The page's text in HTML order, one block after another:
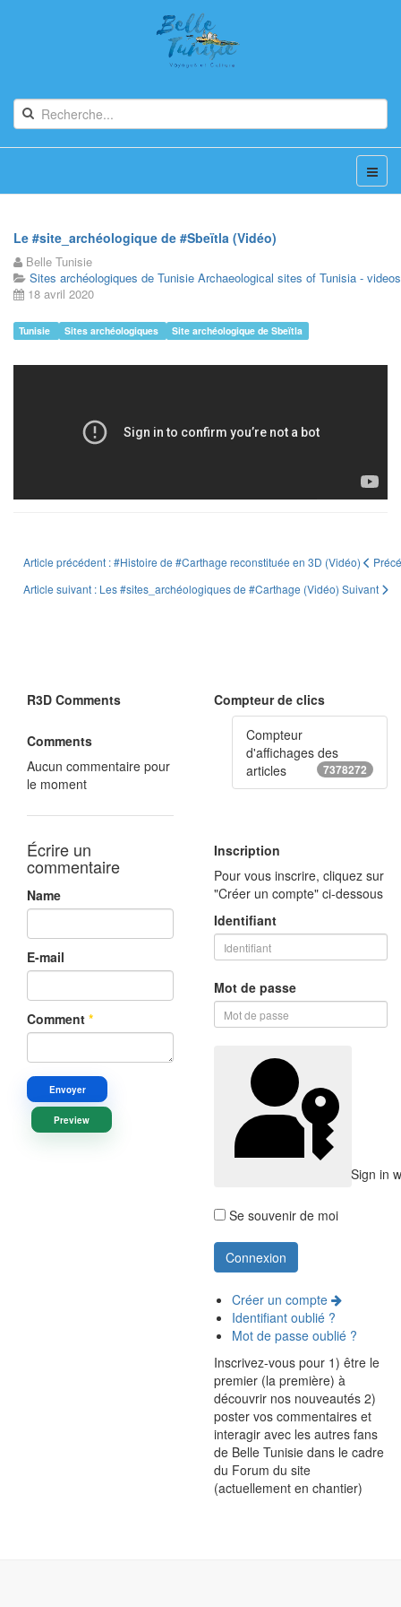
Le #site_archéologique de #Sbeïtla (Vidéo)
Belle Tunisie
Sites archéologiques de Tunisie Archaeological sites of Tunisia - videos
18 avril 2020
Tunisie Sites archéologiques Site archéologique de Sbeïtla
Article précédent : #Histoire de #Carthage reconstituée en 3D (Vidéo)
Article suivant : Les #sites_archéologiques de #Carthage (Vidéo) Suivant
R3D Comments
Comments
Aucun commentaire pour
le moment
Écrire un
commentaire
Name
E-mail
Comment *
Envoyer
Preview
Compteur de clics
Compteur
d'affichages des
articles
7378272
Inscription
Pour vous inscrire, cliquez sur
"Créer un compte" ci-dessous
Identifiant
Mot de passe
Sign in
Se souvenir de moi
Créer un compte
Identifiant oublié ?
Mot de passe oublié ?
Inscrivez-vous pour 1) être le
premier (la première) à
découvrir nos nouveautés 2)
poster vos commentaires et
interagir avec les autres fans
de Belle Tunisie dans le cadre
du Forum du site
(actuellement en chantier)